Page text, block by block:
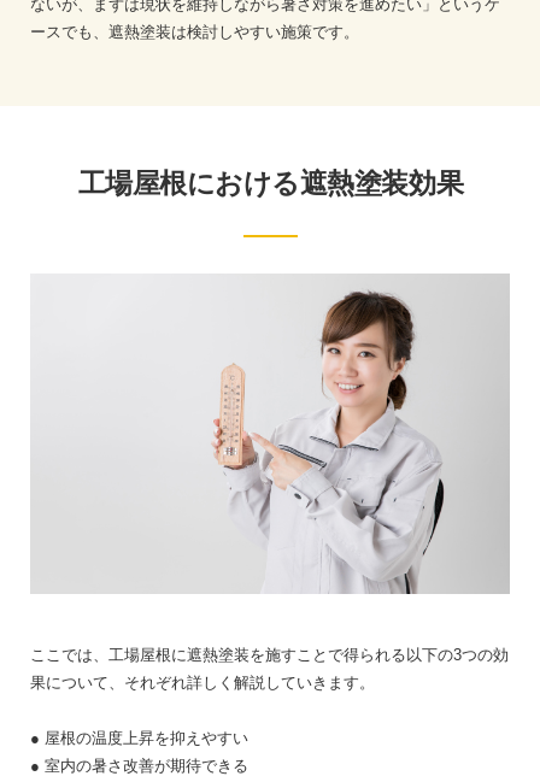
ないが、まずは現状を維持しながら暑さ対策を進めたい」というケ
ースでも、遮熱塗装は検討しやすい施策です。
工場屋根における遮熱塗装効果
ここでは、工場屋根に遮熱塗装を施すことで得られる以下の3つの効
果について、それぞれ詳しく解説していきます。
● 屋根の温度上昇を抑えやすい
● 室内の暑さ改善が期待できる